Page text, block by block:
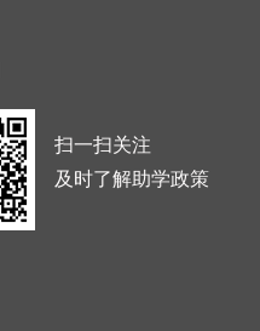
扫一扫关注
及时了解助学政策